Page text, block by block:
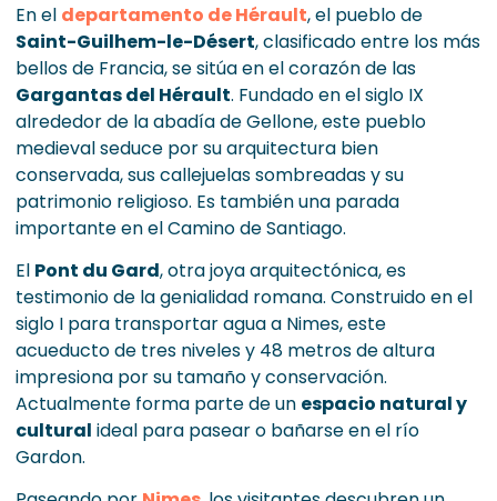
En el departamento de Hérault, el pueblo de
Saint-Guilhem-le-Désert, clasificado entre los más
bellos de Francia, se sitúa en el corazón de las
Gargantas del Hérault. Fundado en el siglo IX
alrededor de la abadía de Gellone, este pueblo
medieval seduce por su arquitectura bien
conservada, sus callejuelas sombreadas y su
patrimonio religioso. Es también una parada
importante en el Camino de Santiago.
El Pont du Gard, otra joya arquitectónica, es
testimonio de la genialidad romana. Construido en el
siglo I para transportar agua a Nimes, este
acueducto de tres niveles y 48 metros de altura
impresiona por su tamaño y conservación.
Actualmente forma parte de un espacio natural y
cultural ideal para pasear o bañarse en el río
Gardon.